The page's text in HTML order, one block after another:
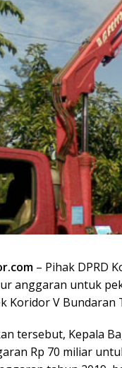
– Pihak DPRD
anggaran untuk
Koridor V Bundaran
tersebut, Kepala
Rp 70 miliar